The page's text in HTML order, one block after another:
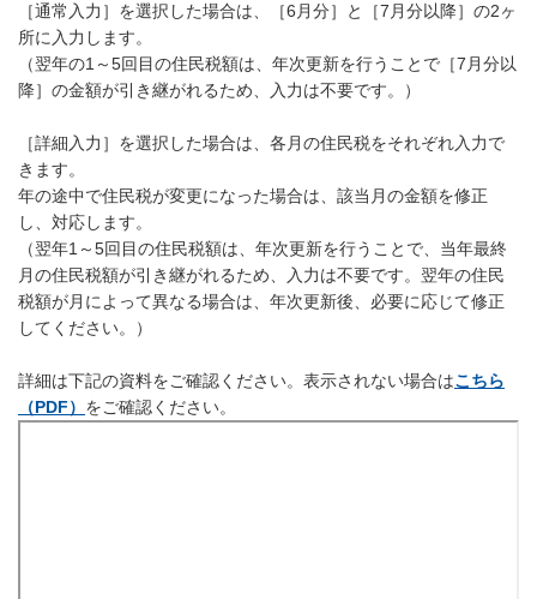
［通常入力］を選択した場合は、［6月分］と［7月分以降］の2ヶ
所に入力します。
（翌年の1～5回目の住民税額は、年次更新を行うことで［7月分以
降］の金額が引き継がれるため、入力は不要です。）
［詳細入力］を選択した場合は、各月の住民税をそれぞれ入力で
きます。
年の途中で住民税が変更になった場合は、該当月の金額を修正
し、対応します。
（翌年1～5回目の住民税額は、年次更新を行うことで、当年最終
月の住民税額が引き継がれるため、入力は不要です。翌年の住民
税額が月によって異なる場合は、年次更新後、必要に応じて修正
してください。）
詳細は下記の資料をご確認ください。表示されない場合はこちら
（PDF） をご確認ください。